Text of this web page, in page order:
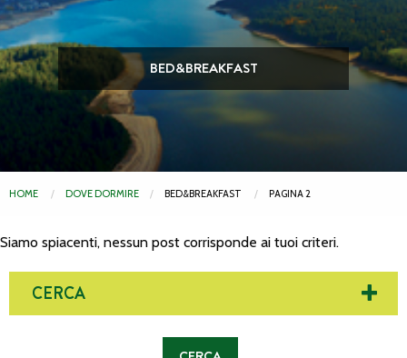
BED&BREAKFAST
HOME DOVE DORMIRE BED&BREAKFAST PAGINA 2
Siamo spiacenti, nessun post corrisponde ai tuoi criteri.
CERCA